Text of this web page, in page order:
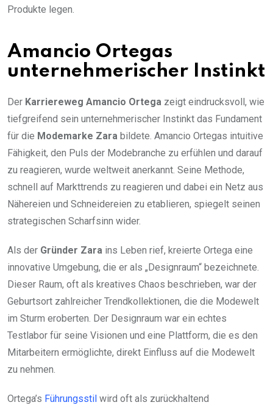
Produkte legen.
Amancio Ortegas
unternehmerischer Instinkt
Der Karriereweg Amancio Ortega zeigt eindrucksvoll, wie
tiefgreifend sein unternehmerischer Instinkt das Fundament
für die Modemarke Zara bildete. Amancio Ortegas intuitive
Fähigkeit, den Puls der Modebranche zu erfühlen und darauf
zu reagieren, wurde weltweit anerkannt. Seine Methode,
schnell auf Markttrends zu reagieren und dabei ein Netz aus
Nähereien und Schneidereien zu etablieren, spiegelt seinen
strategischen Scharfsinn wider.
Als der Gründer Zara ins Leben rief, kreierte Ortega eine
innovative Umgebung, die er als „Designraum“ bezeichnete.
Dieser Raum, oft als kreatives Chaos beschrieben, war der
Geburtsort zahlreicher Trendkollektionen, die die Modewelt
im Sturm eroberten. Der Designraum war ein echtes
Testlabor für seine Visionen und eine Plattform, die es den
Mitarbeitern ermöglichte, direkt Einfluss auf die Modewelt
zu nehmen.
Ortega’s Führungsstil wird oft als zurückhaltend